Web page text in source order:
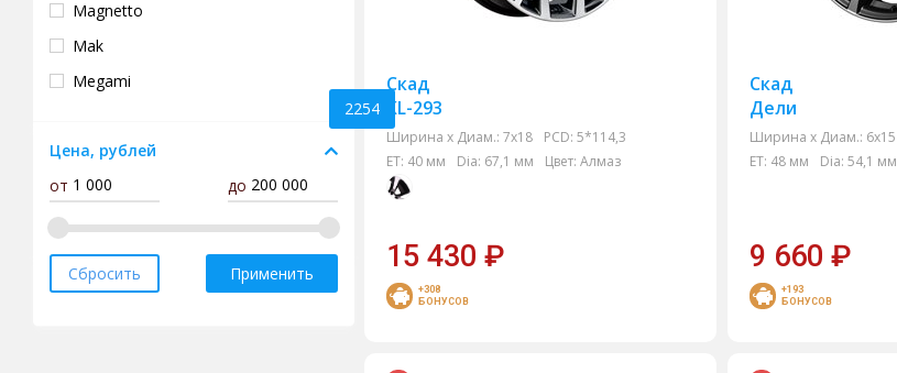
Magnetto
Mak
Megami
Next
Premium Series
Replay
RPLC
RST
Цена, рублей
от
до
Применить
Сбросить
2254
Скад
KL-293
Ширина х Диам.: 7x18 PCD: 5*114,3
ET: 40 мм Dia: 67,1 мм Цвет: Алмаз
15 430 ₽
+308
БОНУСОВ
Скад
Дели
Ширина х Диам.: 6x15
ET: 48 мм Dia: 54,1 мм
9 660₽
+193
БОНУСОВ